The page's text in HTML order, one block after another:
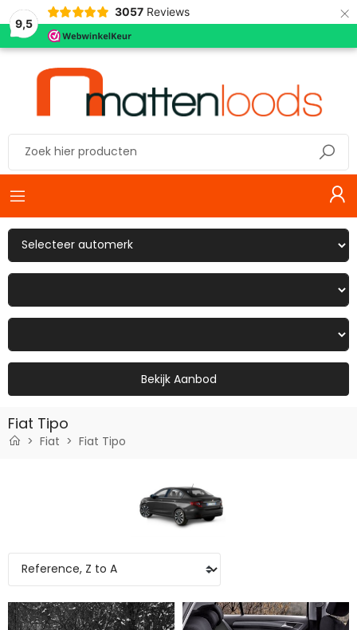
9,5
3057 Reviews ×
Bekijk Aanbod
Fiat Tipo
Fiat Fiat Tipo